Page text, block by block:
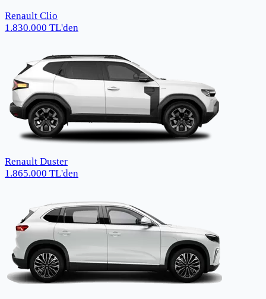
Renault Clio
1.830.000 TL'den
Renault Duster
1.865.000 TL'den